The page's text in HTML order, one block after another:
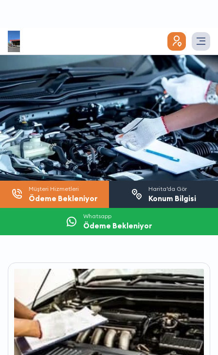
Müşteri Hizmetleri
Ödeme Bekleniyor
Harita’da Gör
Konum Bilgisi
Whatsapp
Ödeme Bekleniyor